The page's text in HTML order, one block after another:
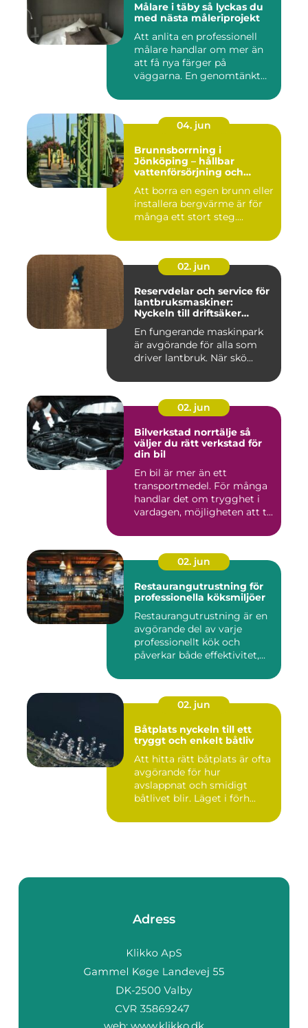
Målare i täby så lyckas du
med nästa måleriprojekt
Att anlita en professionell
målare handlar om mer än
att få nya färger på
väggarna. En genomtänkt
04. jun
Brunnsborrning i
Jönköping – hållbar
vattenförsörjning och
Att borra en egen brunn eller
installera bergvärme är för
många ett stort steg....
02. jun
Reservdelar och service för
lantbruksmaskiner:
Nyckeln till driftsäker
En fungerande maskinpark
är avgörande för alla som
driver lantbruk. När skö...
02. jun
Bilverkstad norrtälje så
väljer du rätt verkstad för
din bil
En bil är mer än ett
transportmedel. För många
handlar det om trygghet i
vardagen, möjligheten att t...
02. jun
Restaurangutrustning för
professionella köksmiljöer
Restaurangutrustning är en
avgörande del av varje
professionellt kök och
påverkar både effektivitet,...
02. jun
Båtplats nyckeln till ett
tryggt och enkelt båtliv
Att hitta rätt båtplats är ofta
avgörande för hur
avslappnat och smidigt
båtlivet blir. Läget i förh...
Adress
web: www.klikko.dk